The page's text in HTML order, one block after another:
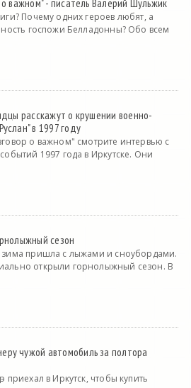
о важном" - писатель Валерий Шульжик
Почему одних героев любят, а
госпожи Белладонны? Обо всем
расскажут о крушении военно-
в 1997 году
о важном" смотрите интервью с
1997 года в Иркутске. Они
сезон
зима пришла с лыжами и сноубордами.
открыли горнолыжный сезон. В
чужой автомобиль за полтора
приехал в Иркутск, чтобы купить